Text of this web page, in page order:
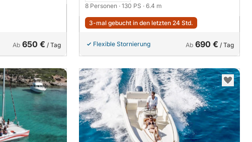
Ab 650 € / Tag
8 Personen · 130 PS · 6.4 m
3-mal gebucht in den letzten 24 Std.
Flexible Stornierung Ab 690 € / Tag